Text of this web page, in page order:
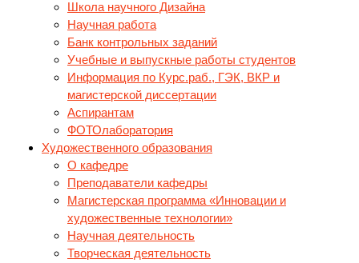
Школа научного Дизайна
Научная работа
Банк контрольных заданий
Учебные и выпускные работы студентов
Информация по Курс.раб., ГЭК, ВКР и
магистерской диссертации
Аспирантам
ФОТОлаборатория
Художественного образования
О кафедре
Преподаватели кафедры
Магистерская программа «Инновации и
художественные технологии»
Научная деятельность
Творческая деятельность